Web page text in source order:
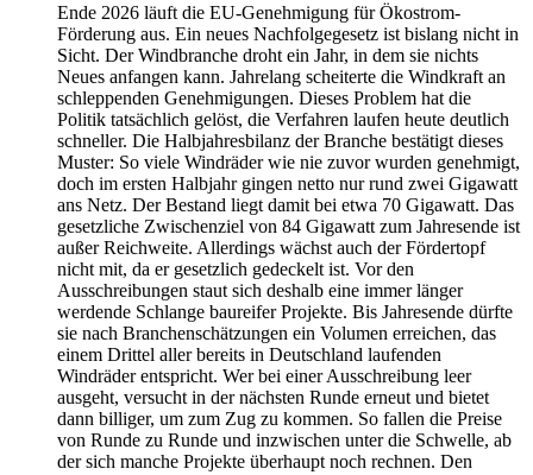
Ende 2026 läuft die EU-Genehmigung für Ökostrom-
Förderung aus. Ein neues Nachfolgegesetz ist bislang nicht in
Sicht. Der Windbranche droht ein Jahr, in dem sie nichts
Neues anfangen kann. Jahrelang scheiterte die Windkraft an
schleppenden Genehmigungen. Dieses Problem hat die
Politik tatsächlich gelöst, die Verfahren laufen heute deutlich
schneller. Die Halbjahresbilanz der Branche bestätigt dieses
Muster: So viele Windräder wie nie zuvor wurden genehmigt,
doch im ersten Halbjahr gingen netto nur rund zwei Gigawatt
ans Netz. Der Bestand liegt damit bei etwa 70 Gigawatt. Das
gesetzliche Zwischenziel von 84 Gigawatt zum Jahresende ist
außer Reichweite. Allerdings wächst auch der Fördertopf
nicht mit, da er gesetzlich gedeckelt ist. Vor den
Ausschreibungen staut sich deshalb eine immer länger
werdende Schlange baureifer Projekte. Bis Jahresende dürfte
sie nach Branchenschätzungen ein Volumen erreichen, das
einem Drittel aller bereits in Deutschland laufenden
Windräder entspricht. Wer bei einer Ausschreibung leer
ausgeht, versucht in der nächsten Runde erneut und bietet
dann billiger, um zum Zug zu kommen. So fallen die Preise
von Runde zu Runde und inzwischen unter die Schwelle, ab
der sich manche Projekte überhaupt noch rechnen. Den